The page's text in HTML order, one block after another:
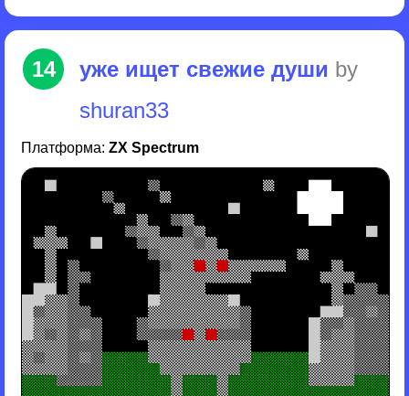
14 уже ищет свежие души by
shuran33
Платформа: ZX Spectrum